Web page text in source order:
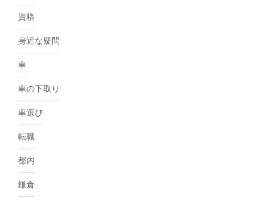
資格
身近な疑問
車
車の下取り
車選び
転職
都内
鎌倉